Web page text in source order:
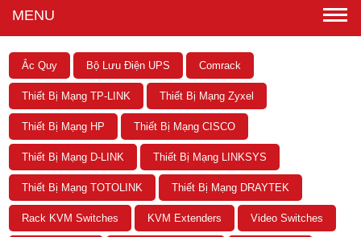
MENU
Ắc Quy Bộ Lưu Điện UPS Comrack
Thiết Bị Mạng TP-LINK Thiết Bị Mạng Zyxel
Thiết Bị Mạng HP Thiết Bị Mạng CISCO
Thiết Bị Mạng D-LINK Thiết Bị Mạng LINKSYS
Thiết Bị Mạng TOTOLINK Thiết Bị Mạng DRAYTEK
Rack KVM Switches KVM Extenders Video Switches